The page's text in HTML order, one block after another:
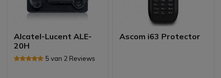
Alcatel-Lucent ALE-
20H
5 van 2 Reviews
Ascom i63 Protector